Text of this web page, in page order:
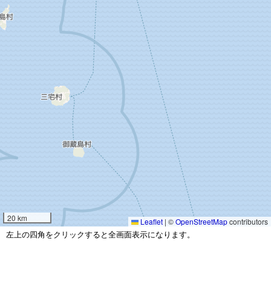
20 km Leaflet | ©OpenStreetMapcontributors
左上の四角をクリックすると全画面表示になります。